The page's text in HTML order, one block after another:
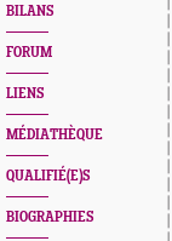
BILANS
FORUM
LIENS
MÉDIATHÈQUE
QUALIFIÉ(E)S
BIOGRAPHIES